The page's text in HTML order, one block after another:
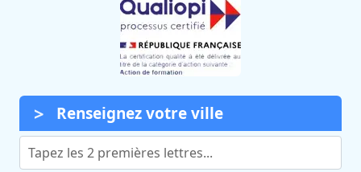
Renseignez votre ville